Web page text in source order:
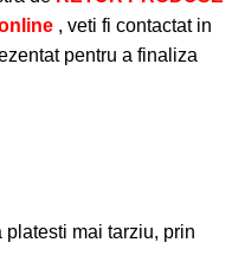
, veti fi contactat in
pentru a finaliza
mai tarziu, prin